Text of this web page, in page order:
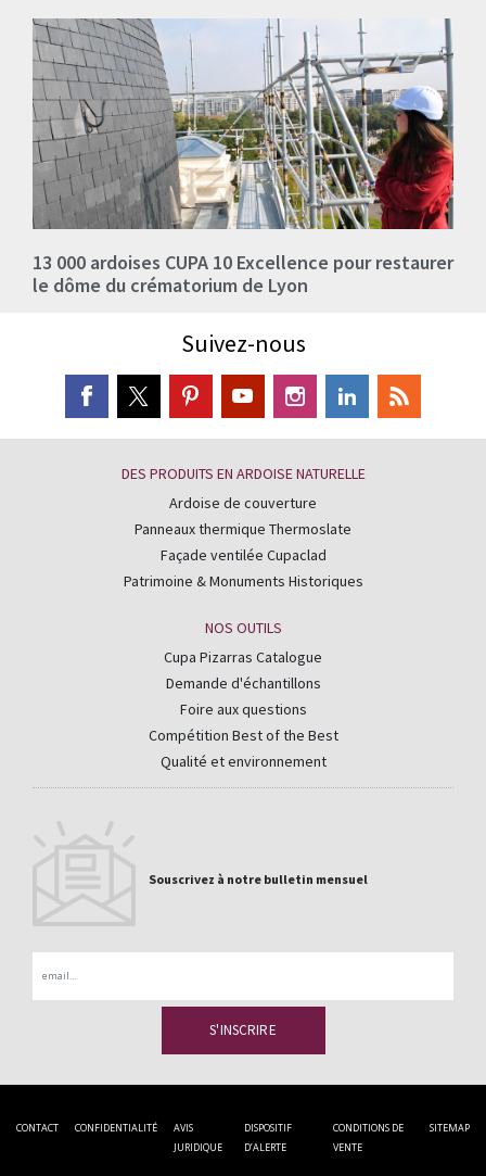
13 000 ardoises CUPA 10 Excellence pour restaurer
le dôme du crématorium de Lyon
Suivez-nous
DES PRODUITS EN ARDOISE NATURELLE
Ardoise de couverture
Panneaux thermique Thermoslate
Façade ventilée Cupaclad
Patrimoine & Monuments Historiques
NOS OUTILS
Cupa Pizarras Catalogue
Demande d'échantillons
Foire aux questions
Compétition Best of the Best
Qualité et environnement
Souscrivez à notre bulletin mensuel
CONTACT CONFIDENTIALITÉ
AVIS
JURIDIQUE
DISPOSITIF
D’ALERTE
CONDITIONS DE
VENTE
SITEMAP